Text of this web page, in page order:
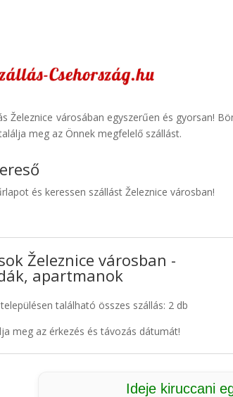
Železnice városában egyszerűen és gyorsan!
meg az Önnek megfelelő szállást.
és keressen szállást Železnice városban!
Železnice városban -
apartmanok
található összes szállás: 2 db
meg az érkezés és távozás dátumát!
Ideje kiruccani